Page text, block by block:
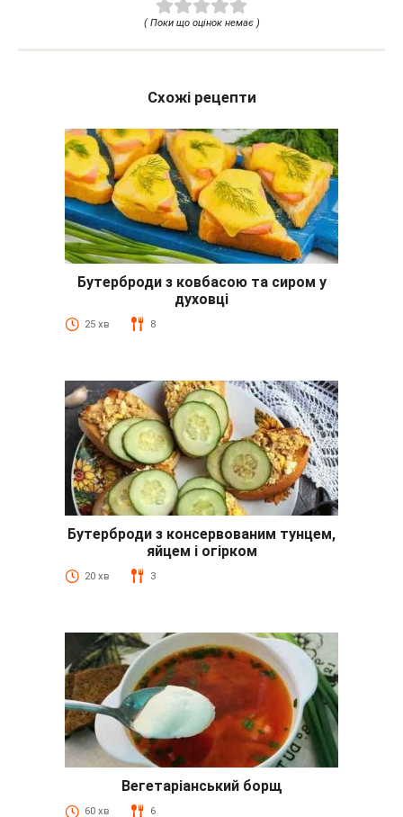
( Поки що оцінок немає )
Схожі рецепти
Бутерброди з ковбасою та сиром у
духовці
25 хв 8
Бутерброди з консервованим тунцем,
яйцем і огірком
20 хв 3
Вегетаріанський борщ
60 хв 6